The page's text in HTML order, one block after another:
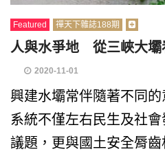
Featured 禪天下雜誌188期
人與水爭地 從三峽大壩
2020-11-01
興建水壩常伴隨著不同
系統不僅左右民生及社
議題，更與國土安全脣